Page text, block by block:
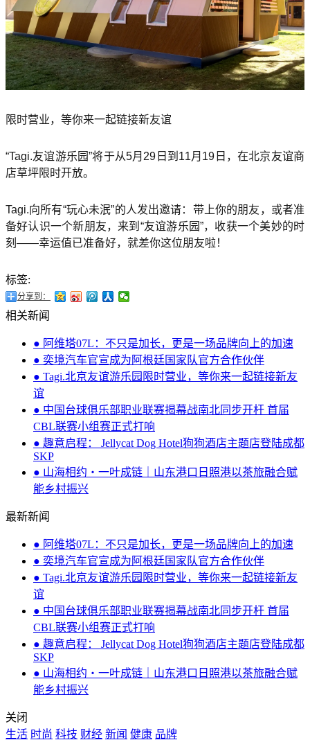
限时营业，等你来一起链接新友谊
“Tagi.友谊游乐园”将于从5月29日到11月19日，在北京友谊商
店草坪限时开放。
Tagi.向所有“玩心未泯”的人发出邀请：带上你的朋友，或者准
备好认识一个新朋友，来到“友谊游乐园”，收获一个美妙的时
刻——幸运值已准备好，就差你这位朋友啦！
标签:
分享到：
相关新闻
● 阿维塔07L：不只是加长，更是一场品牌向上的加速
● 奕境汽车官宣成为阿根廷国家队官方合作伙伴
● Tagi.北京友谊游乐园限时营业，等你来一起链接新友
谊
● 中国台球俱乐部职业联赛揭幕战南北同步开杆 首届
CBL联赛小组赛正式打响
● 趣意启程： Jellycat Dog Hotel狗狗酒店主题店登陆成都
SKP
● 山海相约・一叶成链｜山东港口日照港以茶旅融合赋
能乡村振兴
最新新闻
● 阿维塔07L：不只是加长，更是一场品牌向上的加速
● 奕境汽车官宣成为阿根廷国家队官方合作伙伴
● Tagi.北京友谊游乐园限时营业，等你来一起链接新友
谊
● 中国台球俱乐部职业联赛揭幕战南北同步开杆 首届
CBL联赛小组赛正式打响
● 趣意启程： Jellycat Dog Hotel狗狗酒店主题店登陆成都
SKP
● 山海相约・一叶成链｜山东港口日照港以茶旅融合赋
能乡村振兴
关闭
生活 时尚 科技 财经 新闻 健康 品牌